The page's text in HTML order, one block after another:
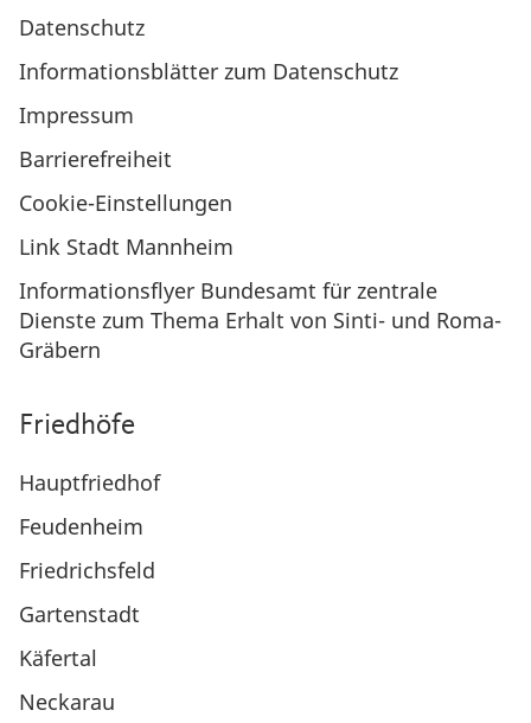
Datenschutz
Informationsblätter zum Datenschutz
Impressum
Barrierefreiheit
Cookie-Einstellungen
Link Stadt Mannheim
Informationsflyer Bundesamt für zentrale
Dienste zum Thema Erhalt von Sinti- und Roma-
Gräbern
Friedhöfe
Hauptfriedhof
Feudenheim
Friedrichsfeld
Gartenstadt
Käfertal
Neckarau